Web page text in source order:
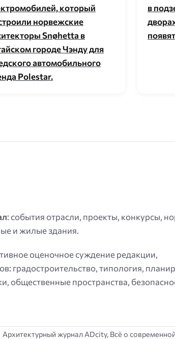
который
норвежские
Snøhetta в
городе Чэнду для
автомобильного
Polestar.
в
: события отрасли, проекты, конкурсы,
и жилые здания.
оценочное суждение редакции,
градостроительство, типология,
общественные пространства,
Архитектурный журнал ADсity, Всё о